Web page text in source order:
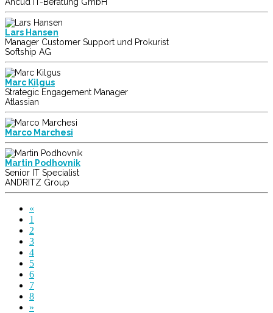
Lars Hansen
Manager Customer Support und Prokurist
Softship AG
Marc Kilgus
Strategic Engagement Manager
Atlassian
Marco Marchesi
Martin Podhovnik
Senior IT Specialist
ANDRITZ Group
«
1
2
3
4
5
6
7
8
»